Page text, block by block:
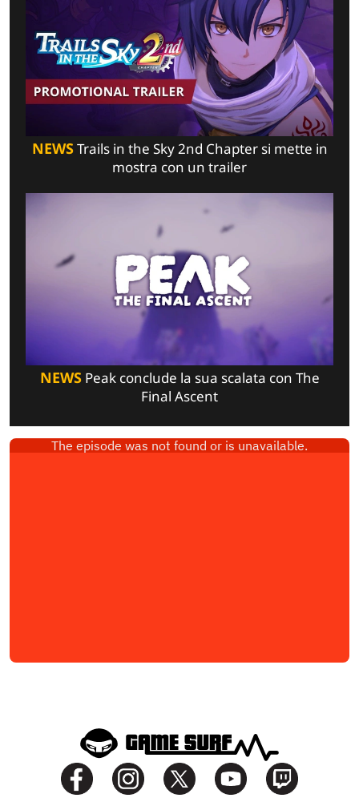
NEWSTrails in the Sky 2nd Chapter si mette in
mostra con un trailer
NEWSPeak conclude la sua scalata con The
Final Ascent